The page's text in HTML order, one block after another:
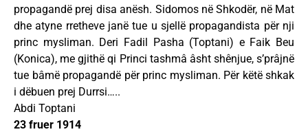
propagandë prej disa anësh. Sidomos në Shkodër, në Mat
dhe atyne rretheve janë tue u sjellë propagandista për nji
princ mysliman. Deri Fadil Pasha (Toptani) e Faik Beu
(Konica), me gjithë qi Princi tashmâ âsht shênjue, s’prâjnë
tue bâmë propagandë për princ mysliman. Për këtë shkak
i dëbuen prej Durrsi…..
Abdi Toptani
23 fruer 1914